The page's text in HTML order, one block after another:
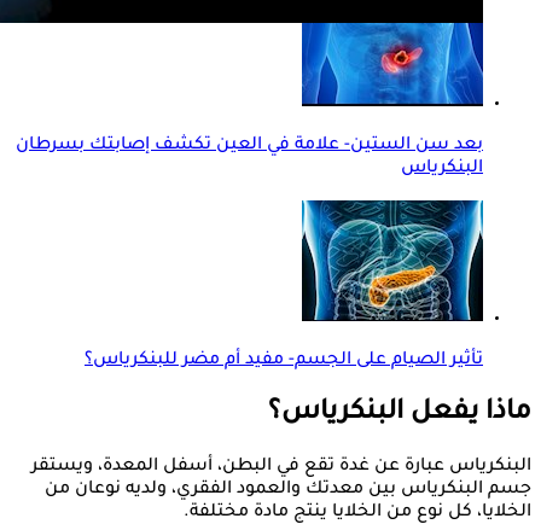
بعد سن الستين- علامة في العين تكشف إصابتك بسرطان
البنكرياس
تأثير الصيام على الجسم- مفيد أم مضر للبنكرياس؟
ماذا يفعل البنكرياس؟
البنكرياس عبارة عن غدة تقع في البطن، أسفل المعدة، ويستقر
جسم البنكرياس بين معدتك والعمود الفقري، ولديه نوعان من
الخلايا، كل نوع من الخلايا ينتج مادة مختلفة.